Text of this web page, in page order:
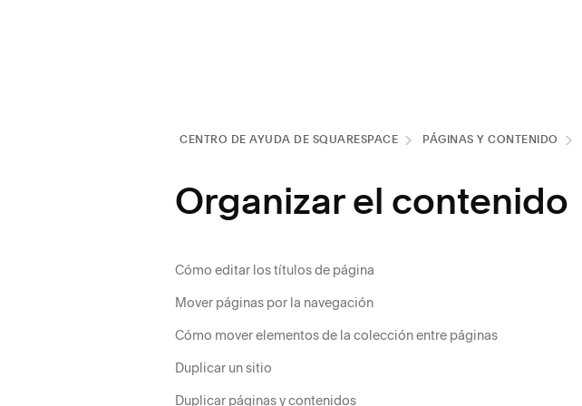
CENTRO DE AYUDA DE SQUARESPACE PÁGINAS Y CONTENIDO
Organizar el contenido
Cómo editar los títulos de página
Mover páginas por la navegación
Cómo mover elementos de la colección entre páginas
Duplicar un sitio
Duplicar páginas y contenidos